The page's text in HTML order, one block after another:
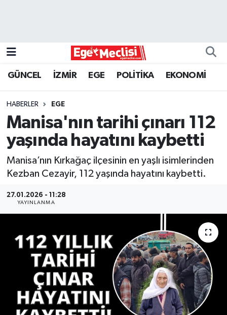
GÜNCEL İZMİR EGE POLİTİKA EKONOMİ
HABERLER EGE
Manisa'nın tarihi çınarı 112
yaşında hayatını kaybetti
Manisa’nın Kırkağaç ilçesinin en yaşlı isimlerinden
Kezban Cezayir, 112 yaşında hayatını kaybetti.
27.01.2026 - 11:28
YAYINLANMA
GÜNCEL
İZMİR
ÖZEL HABER
Programlar
YAŞAM